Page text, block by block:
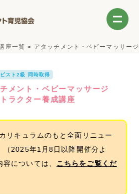
座一覧 アタッチメント・ベビーマッサージ
スト2級 同時取得
メント・ベビーマッサージ
ラクター養成講座
リキュラムのもと全面リニュー
（2025年1月8日以降開催分よ
については、 こちらをご覧くだ